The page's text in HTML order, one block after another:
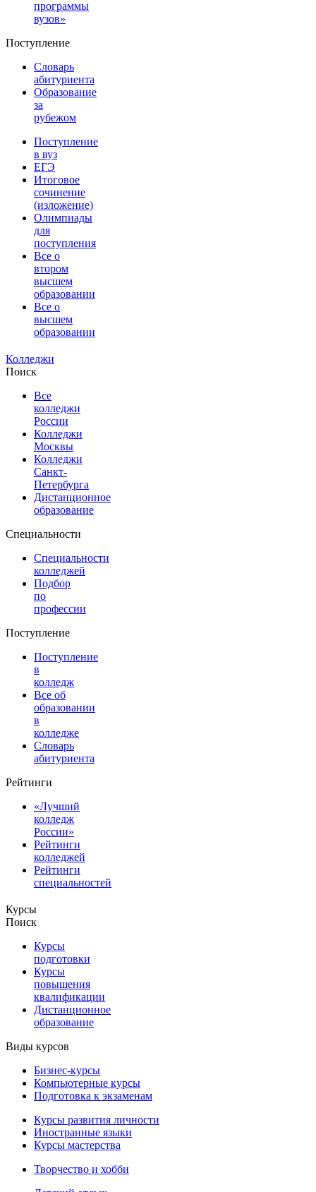
программы
вузов»
Поступление
Словарь
абитуриента
Образование
за
рубежом
Поступление
в вуз
ЕГЭ
Итоговое
сочинение
(изложение)
Олимпиады
для
поступления
Все о
втором
высшем
образовании
Все о
высшем
образовании
Колледжи
Поиск
Все
колледжи
России
Колледжи
Москвы
Колледжи
Санкт-
Петербурга
Дистанционное
образование
Специальности
Специальности
колледжей
Подбор
по
профессии
Поступление
Поступление
в
колледж
Все об
образовании
в
колледже
Словарь
абитуриента
Рейтинги
«Лучший
колледж
России»
Рейтинги
колледжей
Рейтинги
специальностей
Курсы
Поиск
Курсы
подготовки
Курсы
повышения
квалификации
Дистанционное
образование
Виды курсов
Бизнес-курсы
Компьютерные курсы
Подготовка к экзаменам
Курсы развития личности
Иностранные языки
Курсы мастерства
Творчество и хобби